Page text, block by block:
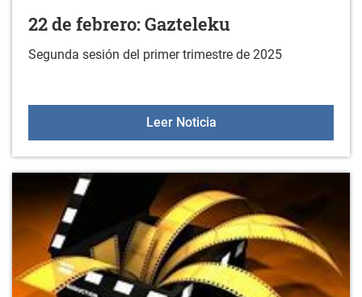
22 de febrero: Gazteleku
Segunda sesión del primer trimestre de 2025
Leer Noticia22 de febrero: Gazteleku